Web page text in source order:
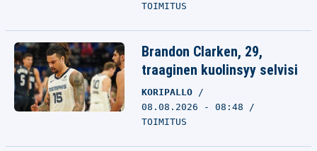
TOIMITUS
Brandon Clarken, 29,
traaginen kuolinsyy selvisi
KORIPALLO
08.08.2026 - 08:48
TOIMITUS